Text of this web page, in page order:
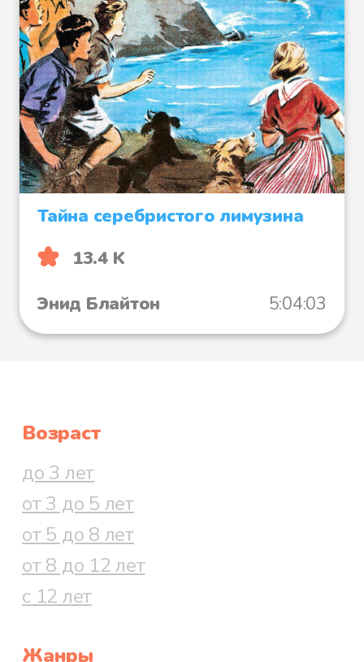
Тайна серебристого лимузина
13.4 K
Энид Блайтон
5:04:03
Возраст
до 3 лет
от 3 до 5 лет
от 5 до 8 лет
от 8 до 12 лет
с 12 лет
Жанры